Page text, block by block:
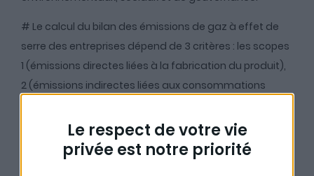
Le respect de votre vie
privée est notre priorité
# Le calcul du bilan des émissions de gaz à effet de
serre des entreprises dépend de 3 critères : les scopes
1 (émissions directes liées à la fabrication du produit),
2 (émissions indirectes liées aux consommations
fournisseurs et des utilisateurs finaux). Si les deux
premières sont publiques, la dernière est difficilement
accessible.